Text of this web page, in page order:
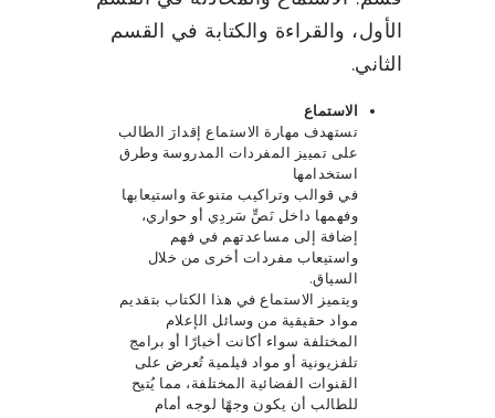
الأول، والقراءة والكتابة في القسم
الثاني.
الاستماع
تستهدف مهارة الاستماع إقدارَ الطالب
على تمييز المفردات المدروسة وطرق
استخدامها
في قوالب وتراكيب متنوعة واستيعابها
وفهمها داخل نَصٍّ سَردِي أو حواري،
إضافة إلى مساعدتهم في فهم
واستيعاب مفردات أخرى من خلال
السياق.
ويتميز الاستماع في هذا الكتاب بتقديم
مواد حقيقية من وسائل الإعلام
المختلفة سواء أكانت أخبارًا أو برامج
تلفزيونية أو مواد فيلمية تُعرض على
القنوات الفضائية المختلفة، مما يُتيح
للطالب أن يكون وجهًا لوجه أمام